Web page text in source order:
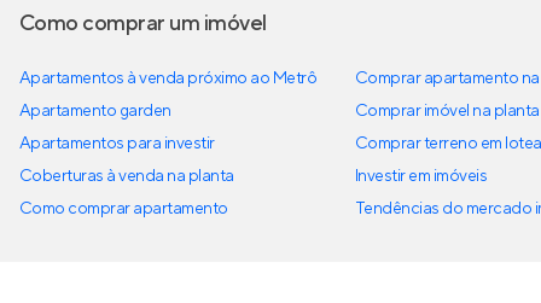
Como comprar um imóvel
Apartamentos à venda próximo ao Metrô
Apartamento garden
Apartamentos para investir
Coberturas à venda na planta
Como comprar apartamento
Comprar apartamento
Comprar imóvel na planta
Comprar terreno em
Investir em imóveis
Tendências do mercado